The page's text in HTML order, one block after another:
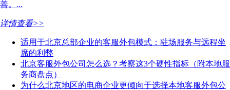
善。...
详情查看>>
适用于北京总部企业的客服外包模式：驻场服务与远程坐
席的利弊
北京客服外包公司怎么选？考察这3个硬性指标（附本地服
务商盘点）
为什么北京地区的电商企业更倾向于选择本地客服外包公